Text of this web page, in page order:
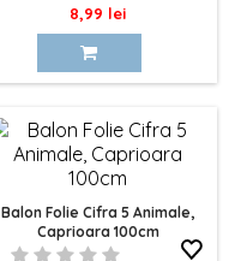
Pret
8,99 lei
Balon Folie Cifra 5 Animale,
Caprioara 100cm